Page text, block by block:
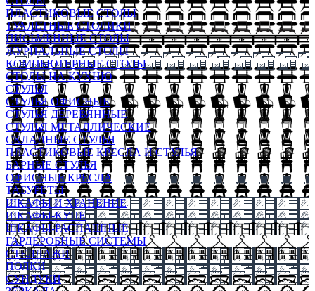
ПЛАСТИКОВЫЕ СТОЛЫ
ТУАЛЕТНЫЕ СТОЛИКИ
ПИСЬМЕННЫЕ СТОЛЫ
ЖУРНАЛЬНЫЕ СТОЛЫ
КОМПЬЮТЕРНЫЕ СТОЛЫ
СТОЛЫ НА КУХНЮ
СТУЛЬЯ
СТУЛЬЯ ОФИСНЫЕ
СТУЛЬЯ ДЕРЕВЯННЫЕ
СТУЛЬЯ МЕТАЛЛИЧЕСКИЕ
СКЛАДНЫЕ СТУЛЬЯ
ПЛАСТИКОВЫЕ КРЕСЛА И СТУЛЬЯ
БАРНЫЕ СТУЛЬЯ
ОФИСНЫЕ КРЕСЛА
ТАБУРЕТЫ
ШКАФЫ И ХРАНЕНИЕ
ШКАФЫ-КУПЕ
ШКАФЫ-РАСПАШНЫЕ
ГАРДЕРОБНЫЕ СИСТЕМЫ
СТЕЛЛАЖИ
ПОЛКИ
СУНДУКИ